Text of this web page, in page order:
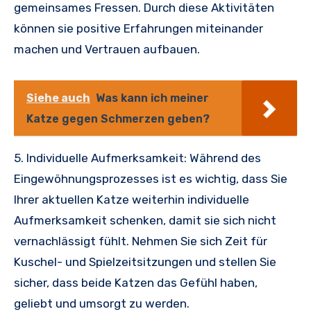
gemeinsames Fressen. Durch diese Aktivitäten
können sie positive Erfahrungen miteinander
machen und Vertrauen aufbauen.
Siehe auch Was kann ich meiner
Katze gegen Schmerzen geben?
5. Individuelle Aufmerksamkeit: Während des
Eingewöhnungsprozesses ist es wichtig, dass Sie
Ihrer aktuellen Katze weiterhin individuelle
Aufmerksamkeit schenken, damit sie sich nicht
vernachlässigt fühlt. Nehmen Sie sich Zeit für
Kuschel- und Spielzeitsitzungen und stellen Sie
sicher, dass beide Katzen das Gefühl haben,
geliebt und umsorgt zu werden.